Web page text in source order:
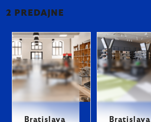
2 PREDAJNE
Bratislava Bratislava